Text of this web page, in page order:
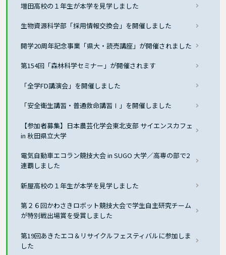
増田高校の１年生が本学を見学しました
生物資源科学部「採用情報交換会」を開催しました
開学20周年記念事業「県大・読売講座」が開催されました
第154回「森林科学セミナー」が開催されます
「全学FD講演会」を開催しました
「安全衛生講習・普通救命講習Ⅰ」を開催しました
【参加者募集】日本農芸化学会東北支部 サイエンスカフェ
in 秋田県立大学
電気自動車エコラン競技大会 in SUGO 大学／高専の部で2
連覇しました
新屋高校の１年生が本学を見学しました
第２６回かわさきロボット競技大会で学生自主研究チーム
が特別戦出場賞を受賞しました
第19回あきたエコ＆リサイクルフェスティバルに参加しま
した